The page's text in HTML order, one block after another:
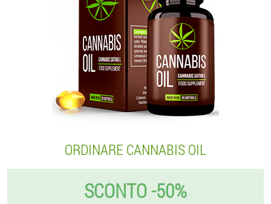
ORDINARE CANNABIS OIL
SCONTO -50%